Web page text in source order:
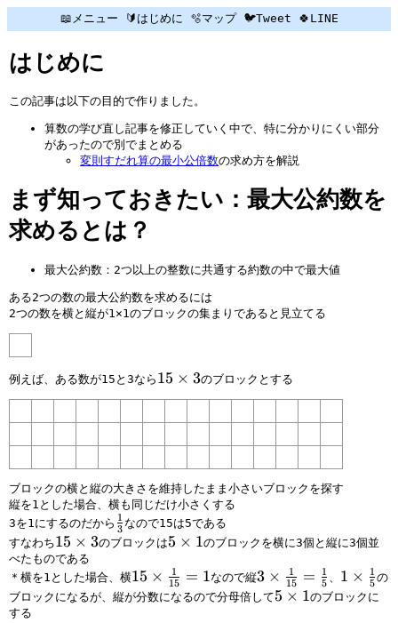
📖メニュー 🔰はじめに 🫧マップ 🐦Tweet 🍀LINE
はじめに
この記事は以下の目的で作りました。
算数の学び直し記事を修正していく中で、特に分かりにくい部分
があったので別でまとめる
変則すだれ算の最小公倍数の求め方を解説
まず知っておきたい：最大公約数を
求めるとは？
最大公約数：2つ以上の整数に共通する約数の中で最大値
ある2つの数の最大公約数を求めるには
2つの数を横と縦が1×1のブロックの集まりであると見立てる
例えば、ある数が15と3なら 1
5
15 × 3のブロックとする
ブロックの横と縦の大きさを維持したまま小さいブロックを探す
縦を1とした場合、横も同じだけ小さくする
3を1にするのだから \
f
a
c
3
1 なので15は5である
すなわち1
5
×
3
15 × 3のブロックは5
1
5 × 1のブロックを横に3個と縦に3個並
べたものである
＊横を1とした場合、横1
5
15 × 15
1 = 1なので縦3
×
3 × 15
1 = 5
1
1
×
1 × 5
1 の
ブロックになるが、縦が分数になるので分母倍して5
5 × 1のブロックに
する